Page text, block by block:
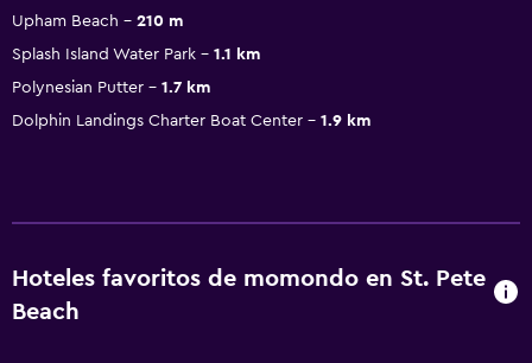
Upham Beach
210 m
Splash Island Water Park
1.1 km
Polynesian Putter
1.7 km
Dolphin Landings Charter Boat Center
1.9 km
Hoteles favoritos de momondo en St. Pete
Beach